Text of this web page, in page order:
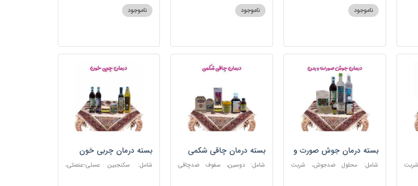
گل، حب تقویت حافظه
ناموجود
ناموجود
ناموجود
شربت
بسته درمان جوش صورت و
بدن
شامل: محلول ضدجوش، شربت
بسته درمان چاقی شکمی
شامل: دوسین، سفوف ضدچاقی
بسته درمان چربی خون
شامل: سکنجبین عسلی-عنصلی،